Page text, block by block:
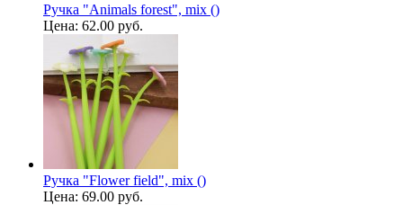
Ручка "Animals forest", mix ()
Цена: 62.00 руб.
Ручка "Flower field", mix ()
Цена: 69.00 руб.